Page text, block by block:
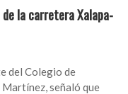
de la carretera Xalapa-
del Colegio de
señaló que